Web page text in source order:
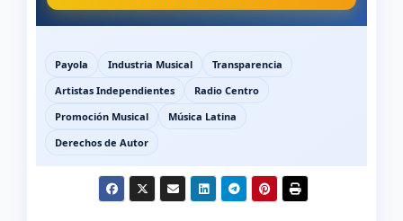
Payola Industria Musical
Transparencia
Artistas Independientes
Radio Centro
Promoción Musical
Música Latina
Derechos de Autor